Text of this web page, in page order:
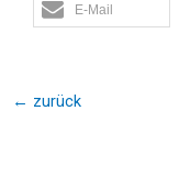
E-Mail
← zurück